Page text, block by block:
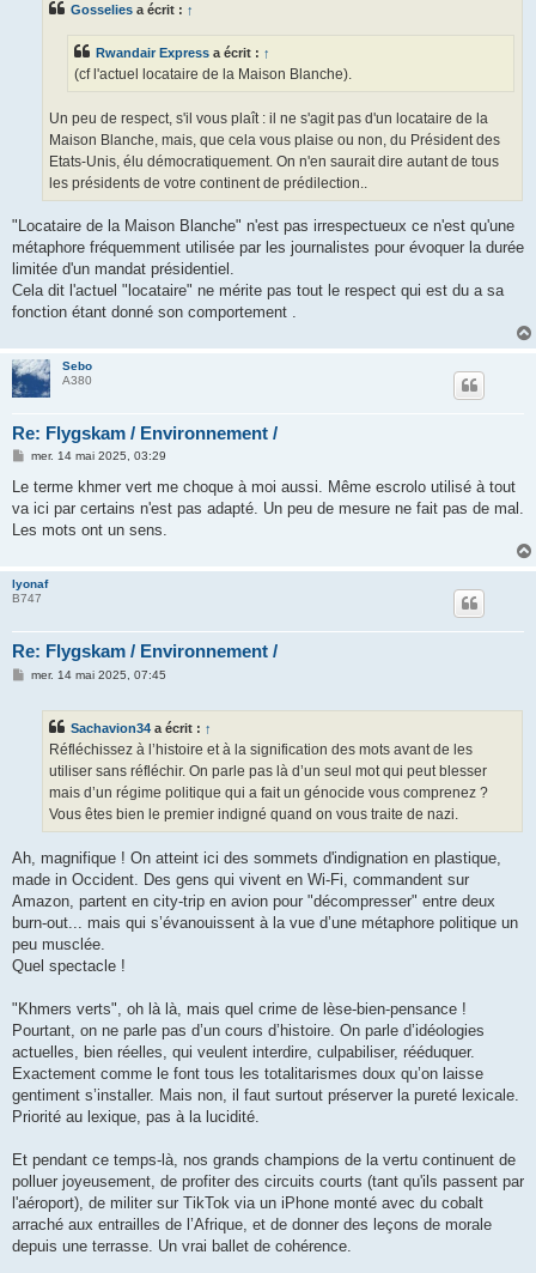
Gosselies a écrit : ↑
Rwandair Express a écrit : ↑
(cf l'actuel locataire de la Maison Blanche).
Un peu de respect, s'il vous plaît : il ne s'agit pas d'un locataire de la
Maison Blanche, mais, que cela vous plaise ou non, du Président des
Etats-Unis, élu démocratiquement. On n'en saurait dire autant de tous
les présidents de votre continent de prédilection..
"Locataire de la Maison Blanche" n'est pas irrespectueux ce n'est qu'une
métaphore fréquemment utilisée par les journalistes pour évoquer la durée
limitée d'un mandat présidentiel.
Cela dit l'actuel "locataire" ne mérite pas tout le respect qui est du a sa
fonction étant donné son comportement .
Sebo
A380
Re: Flygskam / Environnement /
M
s
a
g
mer. 14 mai 2025, 03:29
Le terme khmer vert me choque à moi aussi. Même escrolo utilisé à tout
va ici par certains n'est pas adapté. Un peu de mesure ne fait pas de mal.
Les mots ont un sens.
lyonaf
B747
Re: Flygskam / Environnement /
Mmer. 14 mai 2025, 07:45
Sachavion34 a écrit : ↑
Réfléchissez à l’histoire et à la signification des mots avant de les
utiliser sans réfléchir. On parle pas là d’un seul mot qui peut blesser
mais d’un régime politique qui a fait un génocide vous comprenez ?
Vous êtes bien le premier indigné quand on vous traite de nazi.
Ah, magnifique ! On atteint ici des sommets d'indignation en plastique,
made in Occident. Des gens qui vivent en Wi-Fi, commandent sur
Amazon, partent en city-trip en avion pour "décompresser" entre deux
burn-out... mais qui s’évanouissent à la vue d’une métaphore politique un
peu musclée.
Quel spectacle !
"Khmers verts", oh là là, mais quel crime de lèse-bien-pensance !
Pourtant, on ne parle pas d’un cours d’histoire. On parle d’idéologies
actuelles, bien réelles, qui veulent interdire, culpabiliser, rééduquer.
Exactement comme le font tous les totalitarismes doux qu’on laisse
gentiment s’installer. Mais non, il faut surtout préserver la pureté lexicale.
Priorité au lexique, pas à la lucidité.
Et pendant ce temps-là, nos grands champions de la vertu continuent de
polluer joyeusement, de profiter des circuits courts (tant qu'ils passent par
l'aéroport), de militer sur TikTok via un iPhone monté avec du cobalt
arraché aux entrailles de l’Afrique, et de donner des leçons de morale
depuis une terrasse. Un vrai ballet de cohérence.